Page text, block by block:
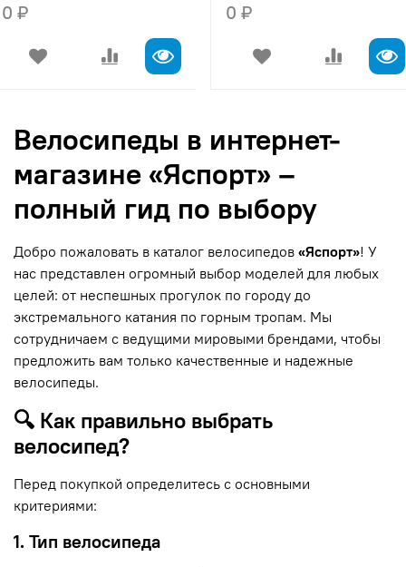
0 ₽ 0 ₽
Велосипеды в интернет-
магазине «Яспорт» –
полный гид по выбору
Добро пожаловать в каталог велосипедов «Яспорт»! У
нас представлен огромный выбор моделей для любых
целей: от неспешных прогулок по городу до
экстремального катания по горным тропам. Мы
сотрудничаем с ведущими мировыми брендами, чтобы
предложить вам только качественные и надежные
велосипеды.
🔍 Как правильно выбрать
велосипед?
Перед покупкой определитесь с основными
критериями:
1. Тип велосипеда